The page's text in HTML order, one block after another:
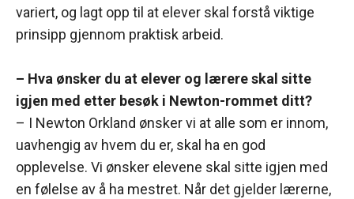
variert, og lagt opp til at elever skal forstå viktige
prinsipp gjennom praktisk arbeid.
– Hva ønsker du at elever og lærere skal sitte
igjen med etter besøk i Newton-rommet ditt?
– I Newton Orkland ønsker vi at alle som er innom,
uavhengig av hvem du er, skal ha en god
opplevelse. Vi ønsker elevene skal sitte igjen med
en følelse av å ha mestret. Når det gjelder lærerne,